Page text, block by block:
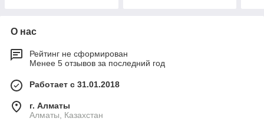
О нас
Рейтинг не сформирован
Менее 5 отзывов за последний год
Работает с 31.01.2018
г. Алматы
Алматы, Казахстан